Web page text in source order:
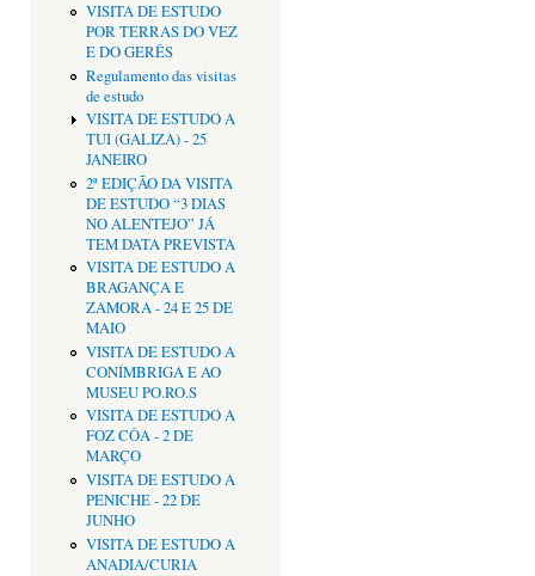
VISITA DE ESTUDO
POR TERRAS DO VEZ
E DO GERÊS
Regulamento das visitas
de estudo
VISITA DE ESTUDO A
TUI (GALIZA) - 25
JANEIRO
2ª EDIÇÃO DA VISITA
DE ESTUDO “3 DIAS
NO ALENTEJO” JÁ
TEM DATA PREVISTA
VISITA DE ESTUDO A
BRAGANÇA E
ZAMORA - 24 E 25 DE
MAIO
VISITA DE ESTUDO A
CONÍMBRIGA E AO
MUSEU PO.RO.S
VISITA DE ESTUDO A
FOZ CÔA - 2 DE
MARÇO
VISITA DE ESTUDO A
PENICHE - 22 DE
JUNHO
VISITA DE ESTUDO A
ANADIA/CURIA